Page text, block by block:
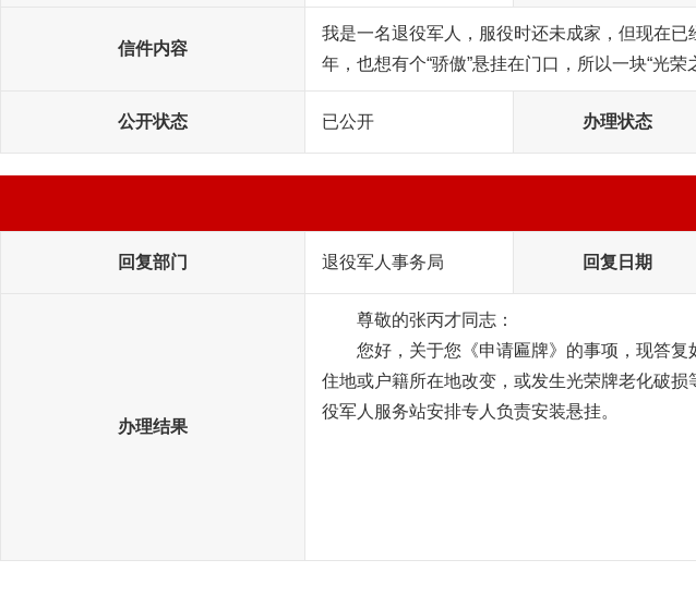
信件内容
我是一名退役军人，服役时还未成家，但现在已
年，也想有个“骄傲”悬挂在门口，所以一块“光
公开状态 已公开 办理状态
回复部门 退役军人事务局 回复日期
办理结果
尊敬的张丙才同志：
您好，关于您《申请匾牌》的事项，现答
住地或户籍所在地改变，或发生光荣牌老化破
役军人服务站安排专人负责安装悬挂。